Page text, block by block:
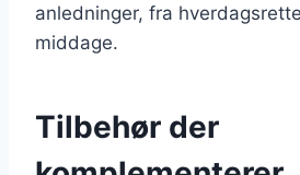
anledninger, fra
middage.
Tilbehør der